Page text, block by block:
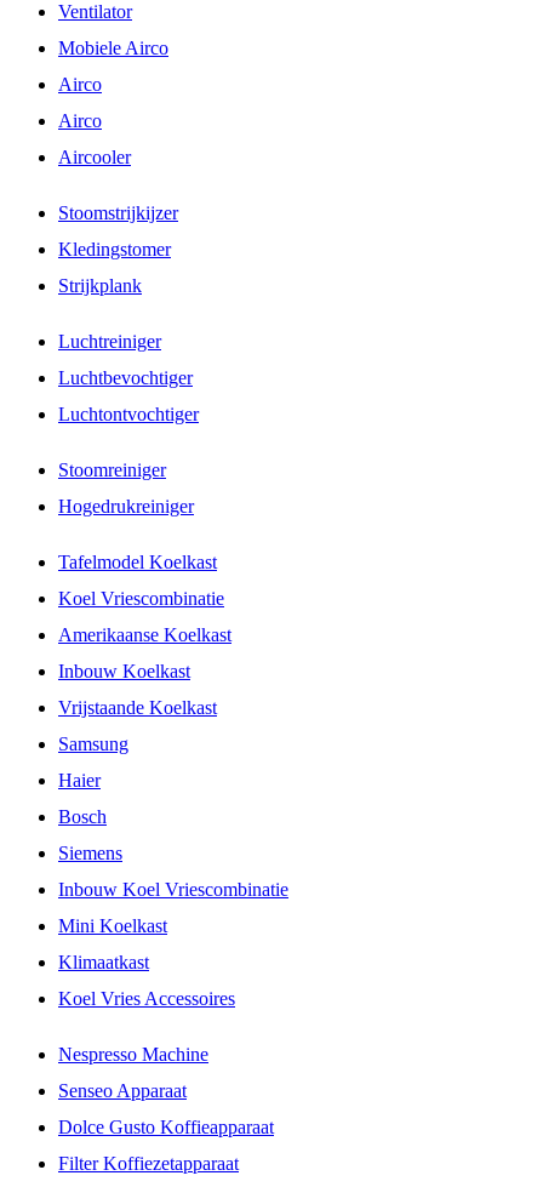
Ventilator
Mobiele Airco
Airco
Airco
Aircooler
Stoomstrijkijzer
Kledingstomer
Strijkplank
Luchtreiniger
Luchtbevochtiger
Luchtontvochtiger
Stoomreiniger
Hogedrukreiniger
Tafelmodel Koelkast
Koel Vriescombinatie
Amerikaanse Koelkast
Inbouw Koelkast
Vrijstaande Koelkast
Samsung
Haier
Bosch
Siemens
Inbouw Koel Vriescombinatie
Mini Koelkast
Klimaatkast
Koel Vries Accessoires
Nespresso Machine
Senseo Apparaat
Dolce Gusto Koffieapparaat
Filter Koffiezetapparaat